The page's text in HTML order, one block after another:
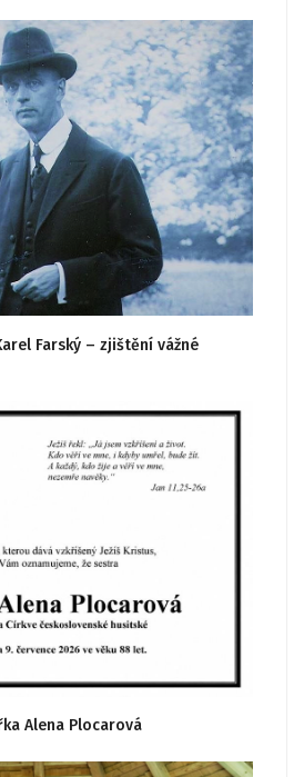
Farský – zjištění vážné
Alena Plocarová